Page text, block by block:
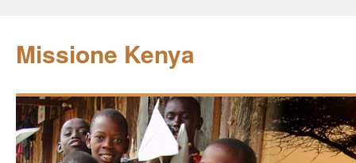
Missione Kenya